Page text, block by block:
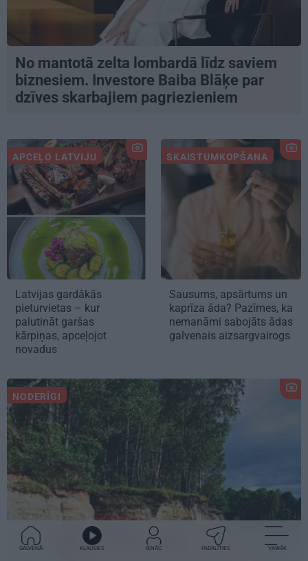
No mantotā zelta lombardā līdz saviem
biznesiem. Investore Baiba Blāķe par
dzīves skarbajiem pagriezieniem
APCEĻO LATVIJU
Latvijas gardākās
pieturvietas – kur
palutināt garšas
kārpiņas, apceļojot
novadus
SKAISTUMKOPŠANA
Sausums, apsārtums un
kaprīza āda? Pazīmes, ka
nemanāmi sabojāts ādas
galvenais aizsargvairogs
NODERĪGI
GALVENĀ KLAUSIES IENĀC PADALĪTIES VAIRĀK